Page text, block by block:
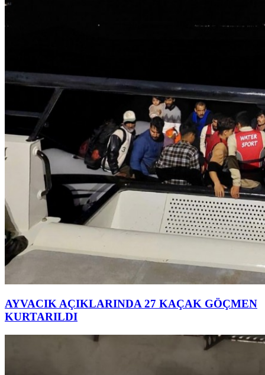
AYVACIK AÇIKLARINDA 27 KAÇAK GÖÇMEN
KURTARILDI